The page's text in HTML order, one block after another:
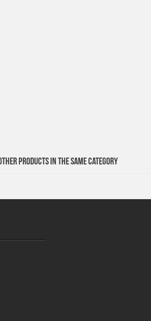
PRODUCTS IN THE SAME CATEGORY